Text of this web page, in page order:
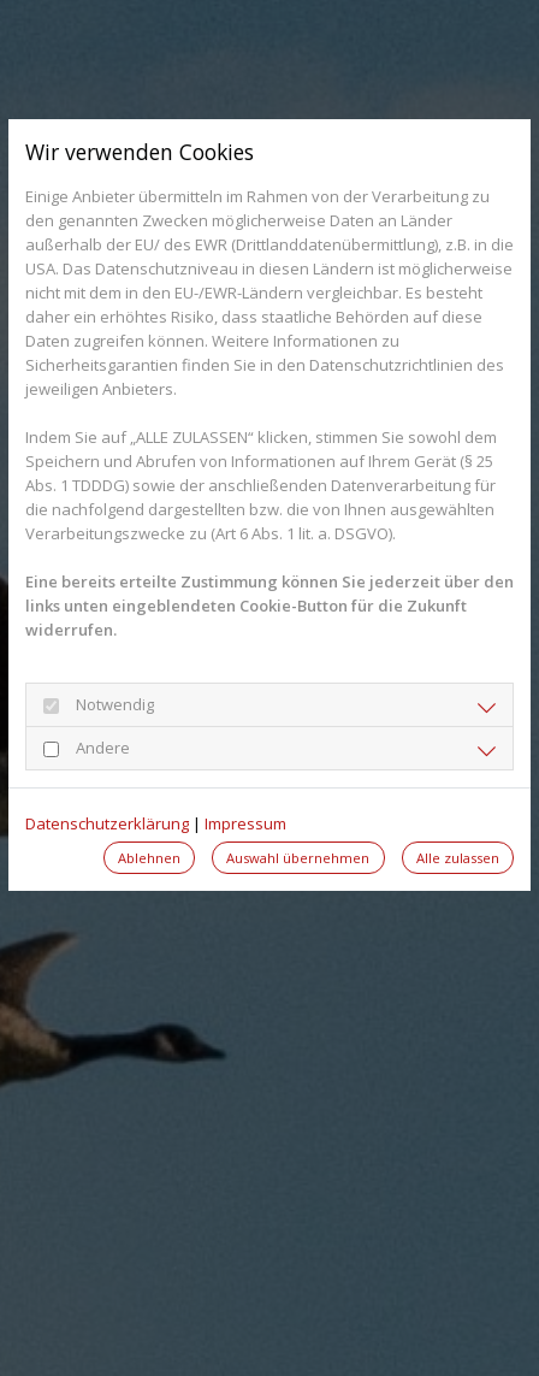
Willkommen
Erfahren Sie mehr über unsere Apotheke.
Auf dieser Seite finden Sie Informationen
über unsere Filiale und unser Team.
Wir verwenden Cookies
Einige Anbieter übermitteln im Rahmen von der Verarbeitung zu
den genannten Zwecken möglicherweise Daten an Länder
außerhalb der EU/ des EWR (Drittlanddatenübermittlung), z.B. in die
USA. Das Datenschutzniveau in diesen Ländern ist möglicherweise
nicht mit dem in den EU-/EWR-Ländern vergleichbar. Es besteht
daher ein erhöhtes Risiko, dass staatliche Behörden auf diese
Daten zugreifen können. Weitere Informationen zu
Sicherheitsgarantien finden Sie in den Datenschutzrichtlinien des
jeweiligen Anbieters.
Indem Sie auf „ALLE ZULASSEN“ klicken, stimmen Sie sowohl dem
Speichern und Abrufen von Informationen auf Ihrem Gerät (§ 25
Abs. 1 TDDDG) sowie der anschließenden Datenverarbeitung für
die nachfolgend dargestellten bzw. die von Ihnen ausgewählten
Verarbeitungszwecke zu (Art 6 Abs. 1 lit. a. DSGVO).
Eine bereits erteilte Zustimmung können Sie jederzeit über den
links unten eingeblendeten Cookie-Button für die Zukunft
widerrufen.
Notwendig
Andere
Datenschutzerklärung | Impressum
Ablehnen Auswahl übernehmen Alle zulassen